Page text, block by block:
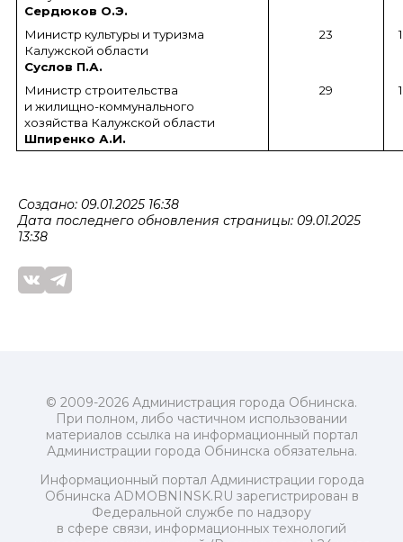
Сердюков О.Э.
Министр культуры и туризма
Калужской области
Суслов П.А.
23
Министр строительства
и жилищно-коммунального
хозяйства Калужской области
Шпиренко А.И.
29
Создано: 09.01.2025 16:38
Дата последнего обновления страницы: 09.01.2025
13:38
© 2009-2026 Администрация города Обнинска.
При полном, либо частичном использовании
материалов ссылка на информационный портал
Администрации города Обнинска обязательна.
Информационный портал Администрации города
Обнинска ADMOBNINSK.RU зарегистрирован в
Федеральной службе по надзору
в сфере связи, информационных технологий